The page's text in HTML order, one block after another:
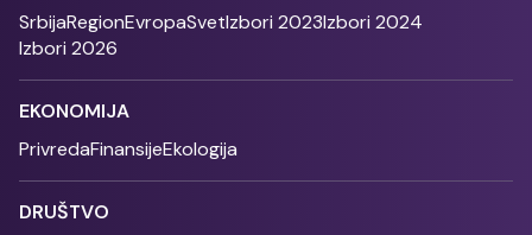
SrbijaRegionEvropaSvetIzbori 2023Izbori 2024
Izbori 2026
EKONOMIJA
PrivredaFinansijeEkologija
DRUŠTVO